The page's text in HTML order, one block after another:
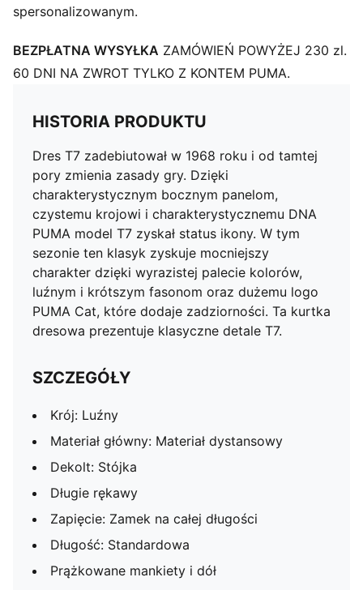
spersonalizowanym.
BEZPŁATNA WYSYŁKA ZAMÓWIEŃ POWYŻEJ 230 zl.
60 DNI NA ZWROT TYLKO Z KONTEM PUMA.
HISTORIA PRODUKTU
Dres T7 zadebiutował w 1968 roku i od tamtej
pory zmienia zasady gry. Dzięki
charakterystycznym bocznym panelom,
czystemu krojowi i charakterystycznemu DNA
PUMA model T7 zyskał status ikony. W tym
sezonie ten klasyk zyskuje mocniejszy
charakter dzięki wyrazistej palecie kolorów,
luźnym i krótszym fasonom oraz dużemu logo
PUMA Cat, które dodaje zadziorności. Ta kurtka
dresowa prezentuje klasyczne detale T7.
SZCZEGÓŁY
Krój: Luźny
Materiał główny: Materiał dystansowy
Dekolt: Stójka
Długie rękawy
Zapięcie: Zamek na całej długości
Długość: Standardowa
Prążkowane mankiety i dół